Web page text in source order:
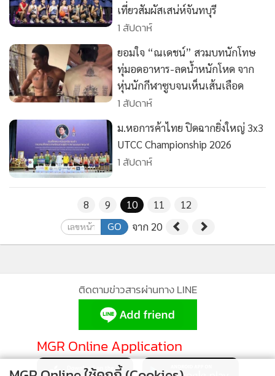
• News1
• Gotomanager
เที่ยวสัมผัสเสน่ห์จันทบุรี
1 สัปดาห์
ยอมใจ “ณเดชน์” สวมบทนักโทษ
ทุ่มอดอาหาร-ลดน้ำหนักโหด จาก
หุ่นนักกีฬาซูบจนเห็นเส้นเลือด
1 สัปดาห์
ม.หอการค้าไทย ปิดฉากยิ่งใหญ่ 3x3
UTCC Championship 2026
1 สัปดาห์
8 9 10 11 12
GO จาก 20
ติดตามข่าวสารผ่านทาง LINE
MGR Online Application